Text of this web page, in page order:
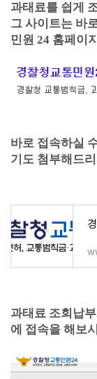
과태료를 쉽게
그 사이트는 바
민원 24 홈페이
바로 접속하실
기도 첨부해드
과태료 조회납
에 접속을 해보